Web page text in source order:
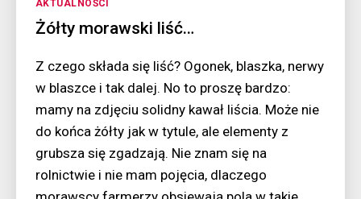
AKTUALNOŚCI
Żółty morawski liść…
Z czego składa się liść? Ogonek, blaszka, nerwy
w blaszce i tak dalej. No to proszę bardzo:
mamy na zdjęciu solidny kawał liścia. Może nie
do końca żółty jak w tytule, ale elementy z
grubsza się zgadzają. Nie znam się na
rolnictwie i nie mam pojęcia, dlaczego